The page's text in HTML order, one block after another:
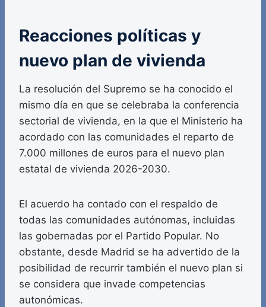
Reacciones políticas y
nuevo plan de vivienda
La resolución del Supremo se ha conocido el
mismo día en que se celebraba la conferencia
sectorial de vivienda, en la que el Ministerio ha
acordado con las comunidades el reparto de
7.000 millones de euros para el nuevo plan
estatal de vivienda 2026-2030.
El acuerdo ha contado con el respaldo de
todas las comunidades autónomas, incluidas
las gobernadas por el Partido Popular. No
obstante, desde Madrid se ha advertido de la
posibilidad de recurrir también el nuevo plan si
se considera que invade competencias
autonómicas.